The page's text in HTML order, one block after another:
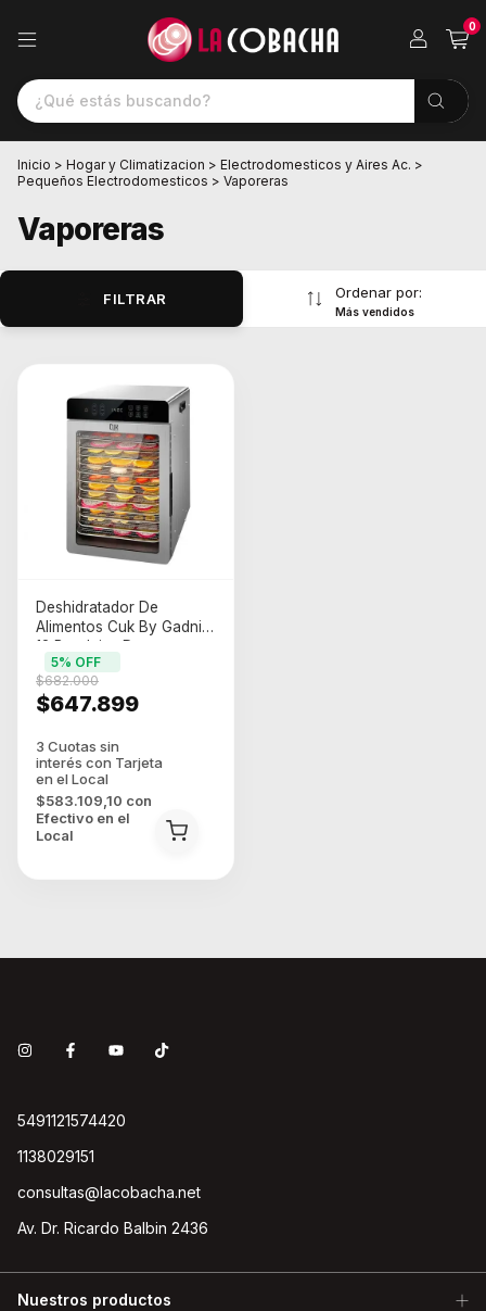
0
Inicio > Hogar y Climatizacion > Electrodomesticos y Aires Ac. >
Pequeños Electrodomesticos > Vaporeras
Vaporeras
FILTRAR Ordenar por:
Más vendidos
Deshidratador De
Alimentos Cuk By Gadnic
12 Bandejas Desmont
Plateado
$647.899
$682.000
5% OFF
$583.109,10 con
Efectivo en el
Local
5491121574420
1138029151
consultas@lacobacha.net
Av. Dr. Ricardo Balbin 2436
Nuestros productos